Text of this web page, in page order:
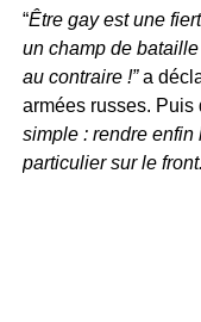
“Être gay est une
un champ de
au contraire !”a
armées russes. Puis
simple : rendre
particulier sur le